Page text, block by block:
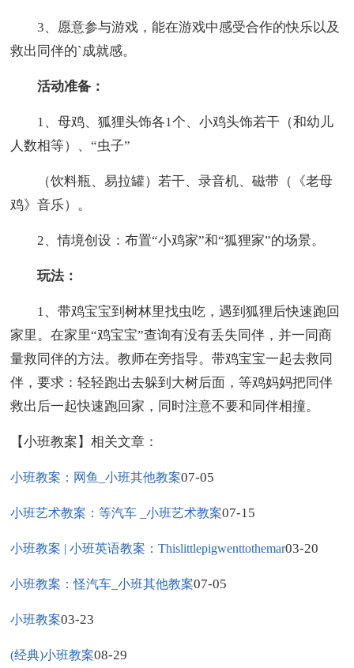
3、愿意参与游戏，能在游戏中感受合作的快乐以及
救出同伴的`成就感。
活动准备：
1、母鸡、狐狸头饰各1个、小鸡头饰若干（和幼儿
人数相等）、“虫子”
（饮料瓶、易拉罐）若干、录音机、磁带（《老母
鸡》音乐）。
2、情境创设：布置“小鸡家”和“狐狸家”的场景。
玩法：
1、带鸡宝宝到树林里找虫吃，遇到狐狸后快速跑回
家里。在家里“鸡宝宝”查询有没有丢失同伴，并一同商
量救同伴的方法。教师在旁指导。带鸡宝宝一起去救同
伴，要求：轻轻跑出去躲到大树后面，等鸡妈妈把同伴
救出后一起快速跑回家，同时注意不要和同伴相撞。
【小班教案】相关文章：
小班教案：网鱼_小班其他教案07-05
小班艺术教案：等汽车 _小班艺术教案07-15
小班教案 | 小班英语教案：Thislittlepigwenttothemar03-20
小班教案：怪汽车_小班其他教案07-05
小班教案03-23
(经典)小班教案08-29